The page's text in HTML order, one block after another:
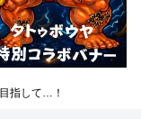
指して…！